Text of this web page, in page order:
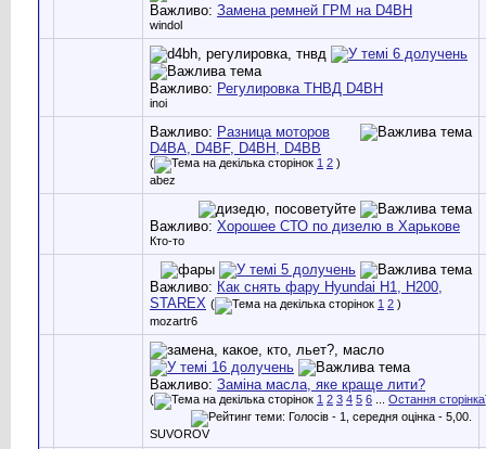
Важливо: Замена ремней ГРМ на D4BH
windol
Важливо: Регулировка ТНВД D4BH
inoi
Важливо: Разница моторов
D4BA, D4BF, D4BH, D4BB
( 1 2 )
abez
Важливо: Хорошее СТО по дизелю в Харькове
Кто-то
Важливо: Как снять фару Hyundai H1, H200,
STAREX ( 1 2 )
mozartr6
Важливо: Заміна масла, яке краще лити?
( 1 2 3 4 5 6 Остання сторінка
SUVOROV